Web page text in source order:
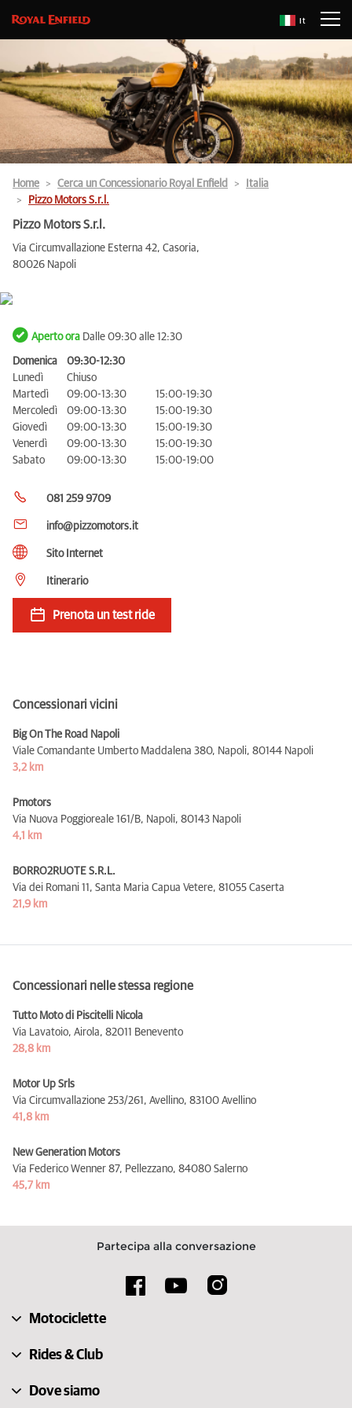
It
Home Cerca un Concessionario Royal Enfield
Italia
Pizzo Motors S.r.l.
Pizzo Motors S.r.l.
Via Circumvallazione Esterna 42, Casoria,
80026 Napoli
Aperto ora Dalle 09:30 alle 12:30
Domenica
09:30-12:30
Lunedì
Chiuso
Martedì
09:00-13:30
15:00-19:30
Mercoledì
09:00-13:30
15:00-19:30
Giovedì
09:00-13:30
15:00-19:30
Venerdì
09:00-13:30
15:00-19:30
Sabato
09:00-13:30 15:00-19:00
081 259 9709
info@pizzomotors.it
Sito Internet
Itinerario
Prenota un test ride
Concessionari vicini
Big On The Road Napoli
Viale Comandante Umberto Maddalena 380, Napoli, 80144 Napoli
3,2 km
Pmotors
Via Nuova Poggioreale 161/B, Napoli, 80143 Napoli
4,1 km
BORRO2RUOTE S.R.L.
Via dei Romani 11, Santa Maria Capua Vetere, 81055 Caserta
21,9 km
Concessionari nelle stessa regione
Tutto Moto di Piscitelli Nicola
Via Lavatoio, Airola, 82011 Benevento
28,8 km
Motor Up Srls
Via Circumvallazione 253/261, Avellino, 83100 Avellino
41,8 km
New Generation Motors
Via Federico Wenner 87, Pellezzano, 84080 Salerno
45,7 km
Partecipa alla conversazione
Motociclette
Rides & Club
Dove siamo